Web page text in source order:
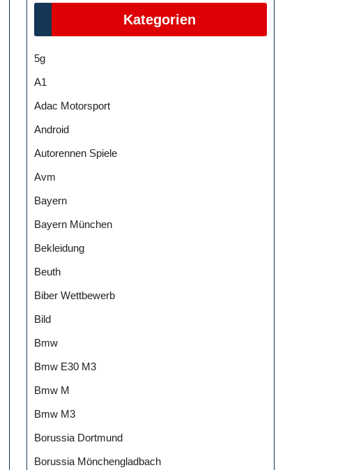
Kategorien
5g
A1
Adac Motorsport
Android
Autorennen Spiele
Avm
Bayern
Bayern München
Bekleidung
Beuth
Biber Wettbewerb
Bild
Bmw
Bmw E30 M3
Bmw M
Bmw M3
Borussia Dortmund
Borussia Mönchengladbach